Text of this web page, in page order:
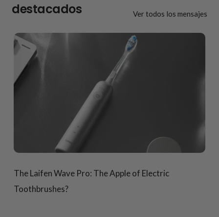
destacados
Ver todos los mensajes
The Laifen Wave Pro: The Apple of Electric
Toothbrushes?